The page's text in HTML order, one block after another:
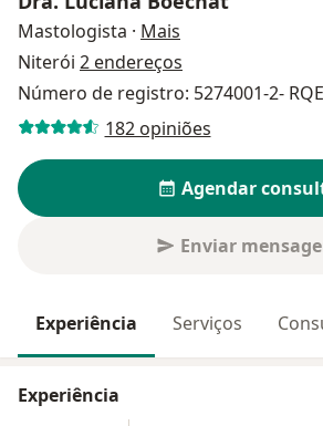
Mastologista · Mais
Niterói 2 endereços
Número de registro: 5274001-2-
182 opiniões
Agendar
Enviar
Experiência Serviços
Experiência